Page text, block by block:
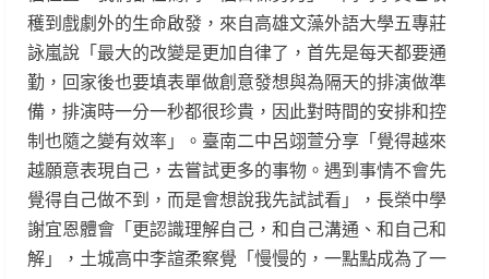
穫到戲劇外的生命啟發，來自高雄文藻外語大學五專莊
詠嵐說「最大的改變是更加自律了，首先是每天都要通
勤，回家後也要填表單做創意發想與為隔天的排演做準
備，排演時一分一秒都很珍貴，因此對時間的安排和控
制也隨之變有效率」。臺南二中呂翊萱分享「覺得越來
越願意表現自己，去嘗試更多的事物。遇到事情不會先
覺得自己做不到，而是會想說我先試試看」，長榮中學
謝宜恩體會「更認識理解自己，和自己溝通、和自己和
解」，土城高中李諠柔察覺「慢慢的，一點點成為了一